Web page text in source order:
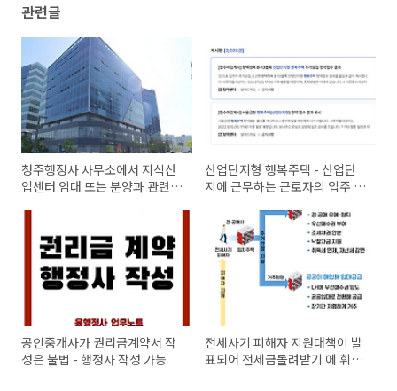
관련글
청주행정사 사무소에서 지식산
업센터 임대 또는 분양과 관련
산업단지형 행복주택 - 산업단
지에 근무하는 근로자의 입주 자
공인중개사가 권리금계약서 작
성은 불법 - 행정사 작성 가능
전세사기 피해자 지원대책이 발
표되어 전세금돌려받기 에 휘망